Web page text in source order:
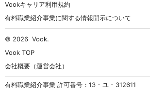
Vookキャリア利用規約
有料職業紹介事業に関する情報開示について
© 2026 Vook.
Vook TOP
会社概要（運営会社）
有料職業紹介事業 許可番号：13 - ユ - 312611